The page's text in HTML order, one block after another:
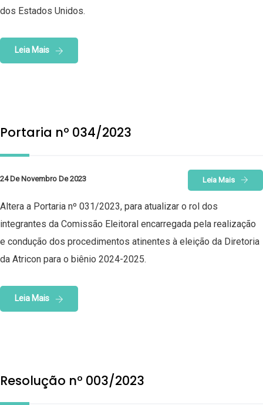
dos Estados Unidos.
Leia Mais
Portaria nº 034/2023
24 De Novembro De 2023 Leia Mais
Altera a Portaria nº 031/2023, para atualizar o rol dos
integrantes da Comissão Eleitoral encarregada pela realização
e condução dos procedimentos atinentes à eleição da Diretoria
da Atricon para o biênio 2024-2025.
Leia Mais
Resolução nº 003/2023